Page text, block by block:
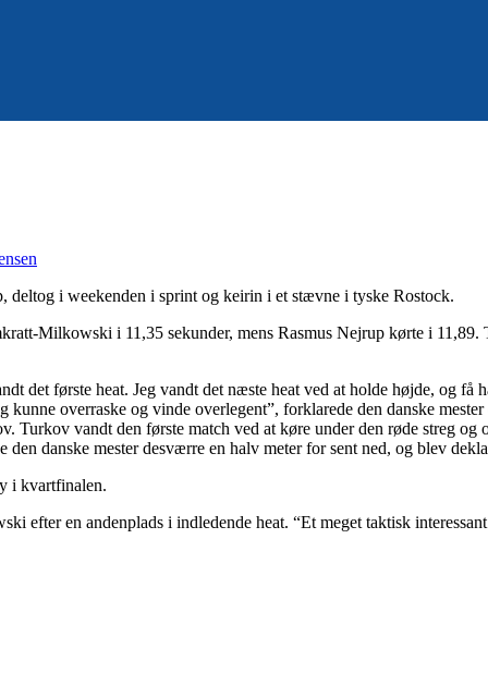
i weekenden i sprint og keirin i et stævne i tyske Rostock.
Milkowski i 11,35 sekunder, mens Rasmus Nejrup kørte i
det første heat. Jeg vandt det næste heat ved at holde højde, og få
overraske og vinde overlegent”, forklarede den danske
Turkov vandt den første match ved at køre under den røde streg
danske mester desværre en halv meter for sent ned, og blev
i kvartfinalen.
efter en andenplads i indledende heat. “Et meget taktisk